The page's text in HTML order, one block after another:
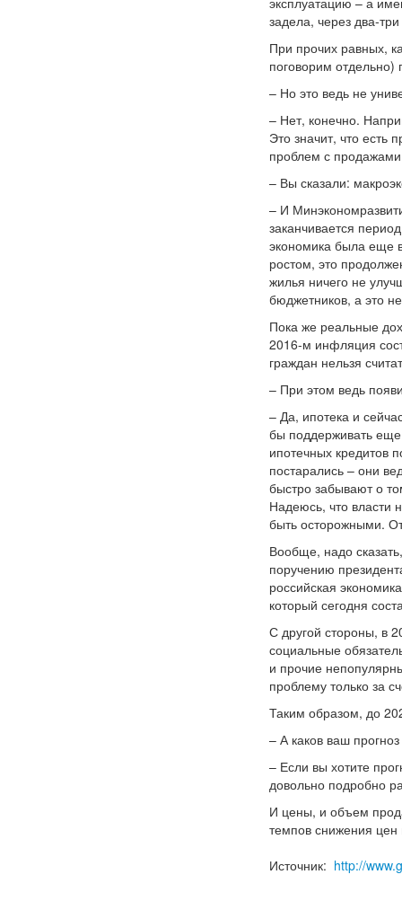
задела, через два-
При прочих равных,
поговорим отдельно)
– Но это ведь не
– Нет, конечно.
Это значит, что
проблем с
– Вы сказали:
– И
заканчивается
экономика была еще
ростом, это
жилья ничего не
бюджетников, а это
Пока же реальные
2016-м инфляция
граждан нельзя
– При этом ведь
– Да, ипотека и
бы поддерживать еще
ипотечных кредитов
постарались – они
быстро забывают о
Надеюсь, что власти
быть осторожными.
Вообще, надо
поручению
российская
который сегодня
С другой стороны, в
социальные
и прочие
проблему только за
Таким образом, до
– А каков ваш
– Если вы хотите
довольно подробно
И цены, и объем
темпов снижения цен
Источник: http://